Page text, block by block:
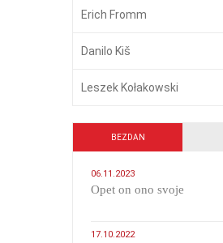
Erich Fromm
Danilo Kiš
Leszek Kołakowski
BEZDAN
06.11.2023
​Opet on ono svoje
17.10.2022